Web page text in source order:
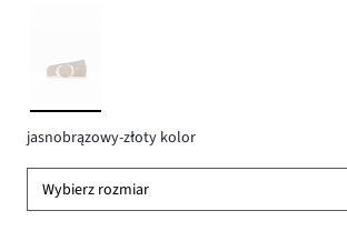
jasnobrązowy-złoty kolor
Wybierz rozmiar